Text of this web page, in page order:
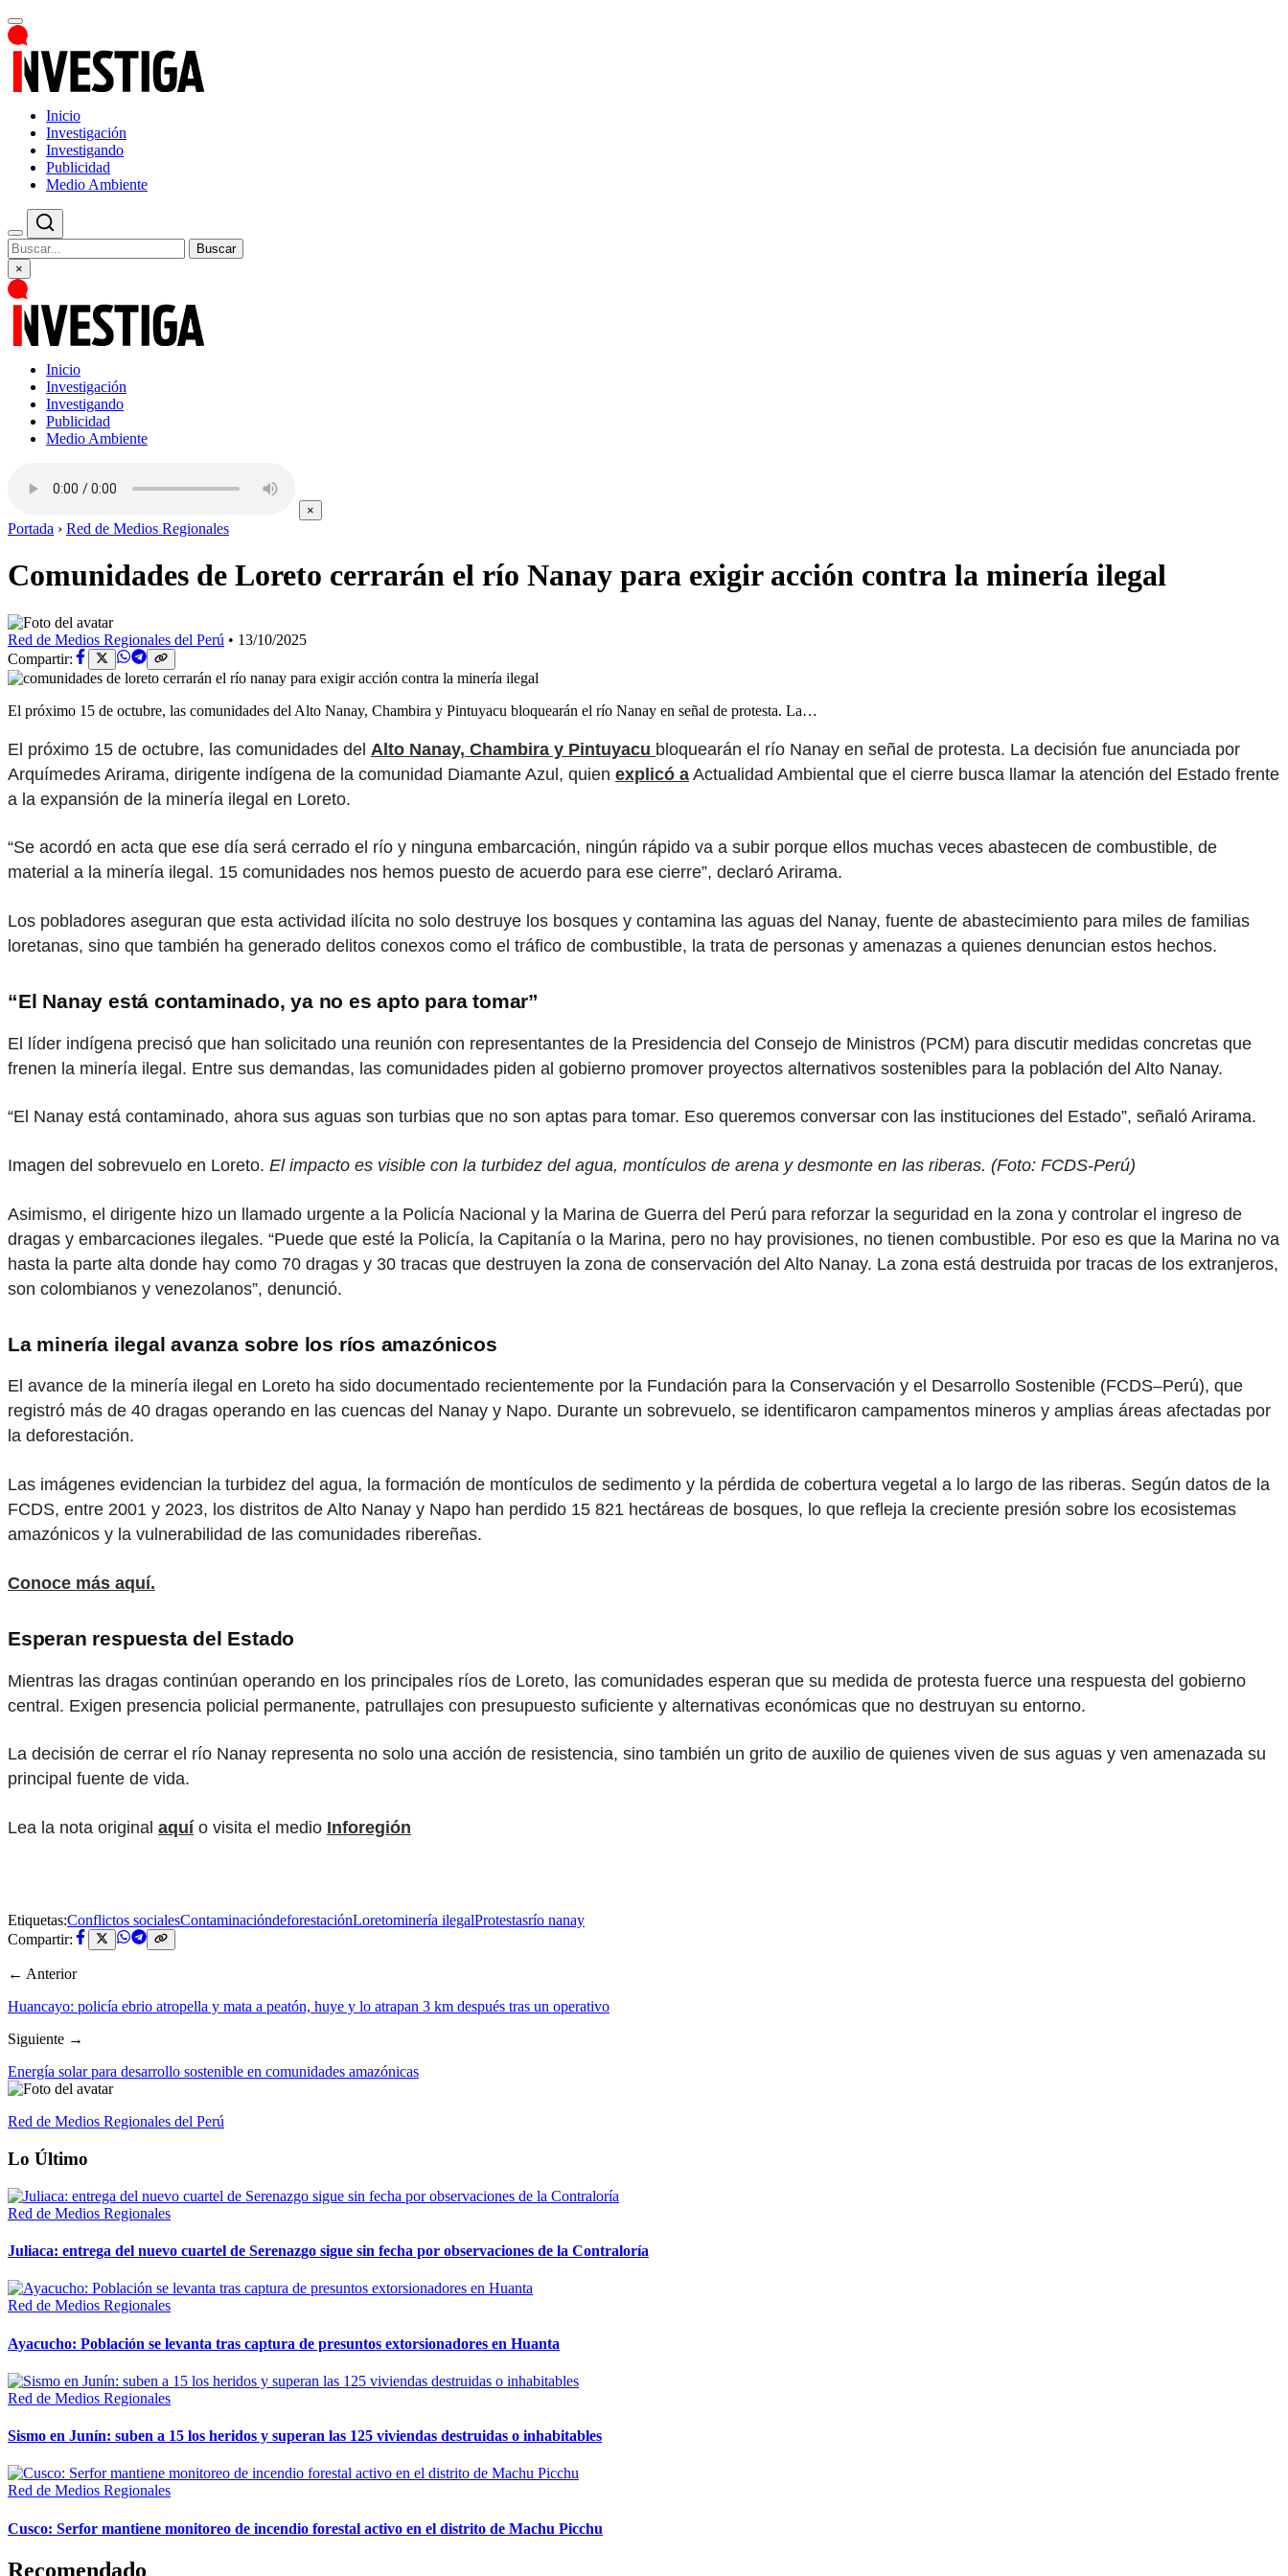
Inicio
Investigación
Investigando
Publicidad
Medio Ambiente
Buscar
×
Inicio
Investigación
Investigando
Publicidad
Medio Ambiente
×
Portada › Red de Medios Regionales
Comunidades de Loreto cerrarán el río Nanay para exigir acción contra la minería ilegal
Red de Medios Regionales del Perú • 13/10/2025
Compartir:
El próximo 15 de octubre, las comunidades del Alto Nanay, Chambira y Pintuyacu bloquearán el río Nanay en señal de protesta. La…
El próximo 15 de octubre, las comunidades del Alto Nanay, Chambira y Pintuyacu bloquearán el río Nanay en señal de protesta. La decisión fue anunciada por
Arquímedes Arirama, dirigente indígena de la comunidad Diamante Azul, quien explicó a Actualidad Ambiental que el cierre busca llamar la atención del Estado frente
a la expansión de la minería ilegal en Loreto.
“Se acordó en acta que ese día será cerrado el río y ninguna embarcación, ningún rápido va a subir porque ellos muchas veces abastecen de combustible, de
material a la minería ilegal. 15 comunidades nos hemos puesto de acuerdo para ese cierre”, declaró Arirama.
Los pobladores aseguran que esta actividad ilícita no solo destruye los bosques y contamina las aguas del Nanay, fuente de abastecimiento para miles de familias
loretanas, sino que también ha generado delitos conexos como el tráfico de combustible, la trata de personas y amenazas a quienes denuncian estos hechos.
“El Nanay está contaminado, ya no es apto para tomar”
El líder indígena precisó que han solicitado una reunión con representantes de la Presidencia del Consejo de Ministros (PCM) para discutir medidas concretas que
frenen la minería ilegal. Entre sus demandas, las comunidades piden al gobierno promover proyectos alternativos sostenibles para la población del Alto Nanay.
“El Nanay está contaminado, ahora sus aguas son turbias que no son aptas para tomar. Eso queremos conversar con las instituciones del Estado”, señaló Arirama.
Imagen del sobrevuelo en Loreto. El impacto es visible con la turbidez del agua, montículos de arena y desmonte en las riberas. (Foto: FCDS-Perú)
Asimismo, el dirigente hizo un llamado urgente a la Policía Nacional y la Marina de Guerra del Perú para reforzar la seguridad en la zona y controlar el ingreso de
dragas y embarcaciones ilegales. “Puede que esté la Policía, la Capitanía o la Marina, pero no hay provisiones, no tienen combustible. Por eso es que la Marina no va
hasta la parte alta donde hay como 70 dragas y 30 tracas que destruyen la zona de conservación del Alto Nanay. La zona está destruida por tracas de los extranjeros,
son colombianos y venezolanos”, denunció.
La minería ilegal avanza sobre los ríos amazónicos
El avance de la minería ilegal en Loreto ha sido documentado recientemente por la Fundación para la Conservación y el Desarrollo Sostenible (FCDS–Perú), que
registró más de 40 dragas operando en las cuencas del Nanay y Napo. Durante un sobrevuelo, se identificaron campamentos mineros y amplias áreas afectadas por
la deforestación.
Las imágenes evidencian la turbidez del agua, la formación de montículos de sedimento y la pérdida de cobertura vegetal a lo largo de las riberas. Según datos de la
FCDS, entre 2001 y 2023, los distritos de Alto Nanay y Napo han perdido 15 821 hectáreas de bosques, lo que refleja la creciente presión sobre los ecosistemas
amazónicos y la vulnerabilidad de las comunidades ribereñas.
Conoce más aquí.
Esperan respuesta del Estado
Mientras las dragas continúan operando en los principales ríos de Loreto, las comunidades esperan que su medida de protesta fuerce una respuesta del gobierno
central. Exigen presencia policial permanente, patrullajes con presupuesto suficiente y alternativas económicas que no destruyan su entorno.
La decisión de cerrar el río Nanay representa no solo una acción de resistencia, sino también un grito de auxilio de quienes viven de sus aguas y ven amenazada su
principal fuente de vida.
Lea la nota original aquío visita el medio Inforegión
Etiquetas:Conflictos socialesContaminacióndeforestaciónLoretominería ilegalProtestasrío nanay
Compartir:
← Anterior
Huancayo: policía ebrio atropella y mata a peatón, huye y lo atrapan 3 km después tras un operativo
Siguiente →
Energía solar para desarrollo sostenible en comunidades amazónicas
Red de Medios Regionales del Perú
Lo Último
Red de Medios Regionales
Juliaca: entrega del nuevo cuartel de Serenazgo sigue sin fecha por observaciones de la Contraloría
Red de Medios Regionales
Ayacucho: Población se levanta tras captura de presuntos extorsionadores en Huanta
Red de Medios Regionales
Sismo en Junín: suben a 15 los heridos y superan las 125 viviendas destruidas o inhabitables
Red de Medios Regionales
Cusco: Serfor mantiene monitoreo de incendio forestal activo en el distrito de Machu Picchu
Recomendado